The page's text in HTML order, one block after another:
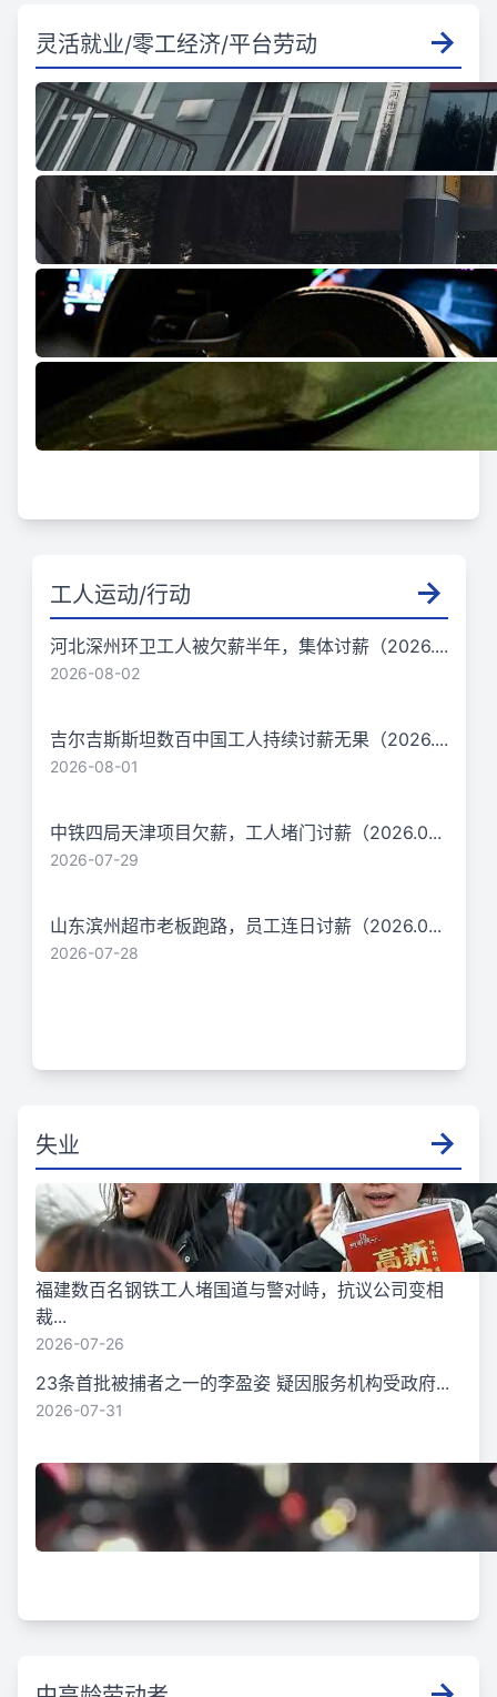
灵活就业/零工经济/平台劳动
工人运动/行动
河北深州环卫工人被欠薪半年，集体讨薪（2026....
2026-08-02
吉尔吉斯斯坦数百中国工人持续讨薪无果（2026....
2026-08-01
中铁四局天津项目欠薪，工人堵门讨薪（2026.0...
2026-07-29
山东滨州超市老板跑路，员工连日讨薪（2026.0...
2026-07-28
失业
福建数百名钢铁工人堵国道与警对峙，抗议公司变相
裁...
2026-07-26
23条首批被捕者之一的李盈姿 疑因服务机构受政府...
2026-07-31